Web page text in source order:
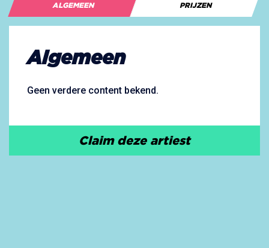
ALGEMEEN PRIJZEN
Algemeen
Geen verdere content bekend.
Claim deze artiest